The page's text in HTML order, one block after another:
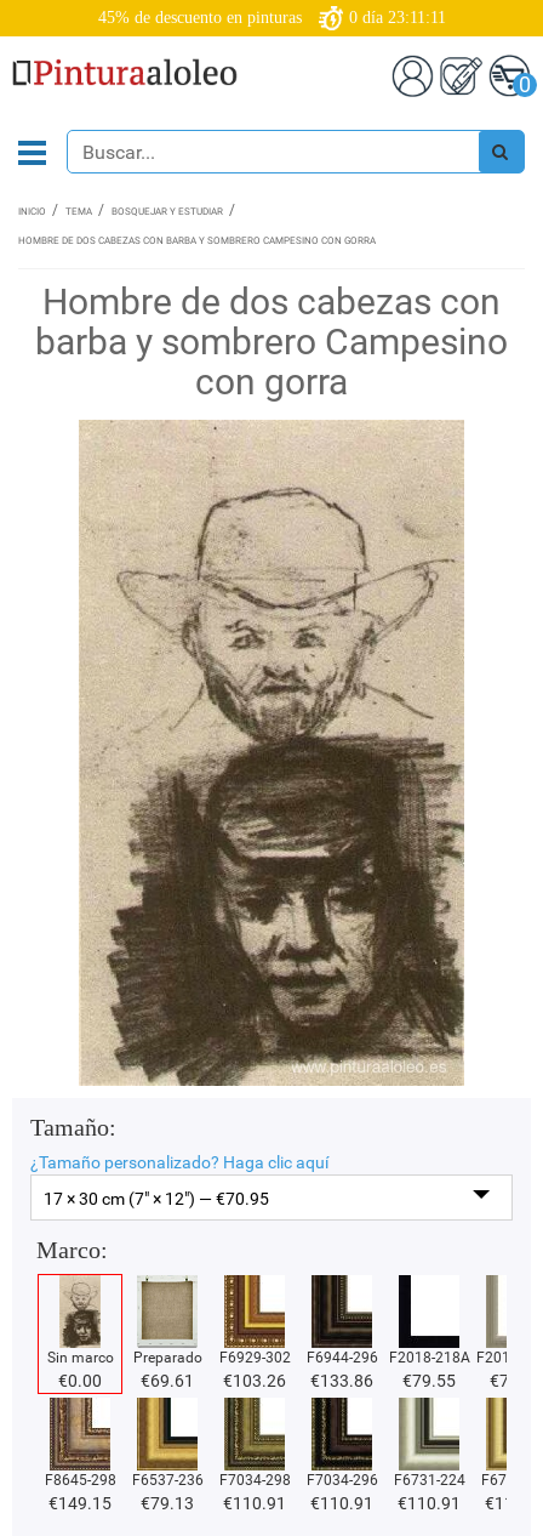
45% de descuento en pinturas 0 día 23:11:10
0
INICIO TEMA BOSQUEJAR Y ESTUDIAR
HOMBRE DE DOS CABEZAS CON BARBA Y SOMBRERO CAMPESINO CON GORRA
Hombre de dos cabezas con
barba y sombrero Campesino
con gorra
Tamaño:
¿Tamaño personalizado? Haga clic aquí
17 × 30 cm (7" × 12") — €70.95
Marco:
Sin marco
€0.00
Preparado
€69.61
F6929-302
€103.26
F6944-296
€133.86
F2018-218A
€79.55
F2018-
€79.55
F8645-298
€149.15
F6537-236
€79.13
F7034-298
€110.91
F7034-296
€110.91
F6731-224
€110.91
F6731-
€